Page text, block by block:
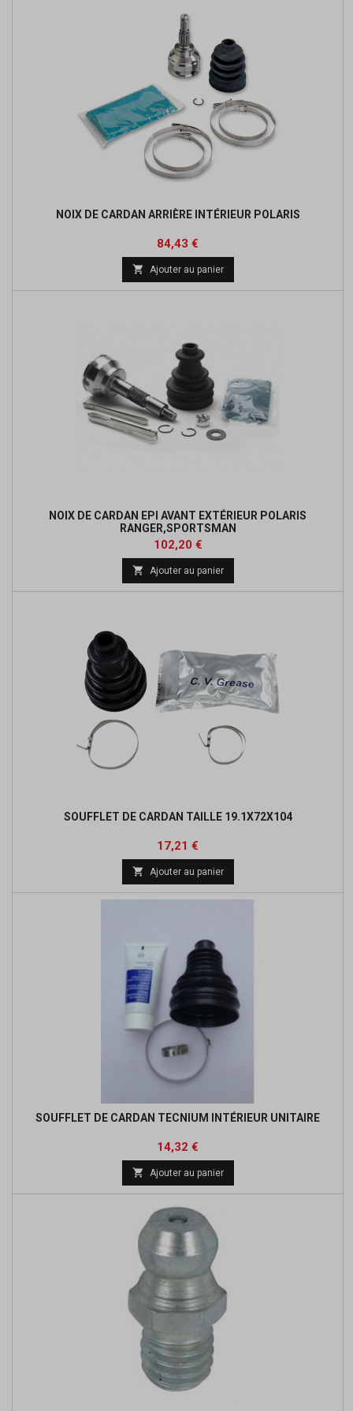
NOIX DE CARDAN ARRIÈRE INTÉRIEUR POLARIS
Prix
84,43 €
base
 Ajouter au panier
NOIX DE CARDAN EPI AVANT EXTÉRIEUR POLARIS
RANGER,SPORTSMAN
Prix
102,20 €Prix
de
base
 Ajouter au panier
SOUFFLET DE CARDAN TAILLE 19.1X72X104
Prix
17,21 €
base
 Ajouter au panier
SOUFFLET DE CARDAN TECNIUM INTÉRIEUR UNITAIRE
Prix
14,32 €
base
 Ajouter au panier